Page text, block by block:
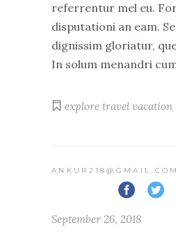
referrentur mel eu.
disputationi an eam.
dignissim gloriatur,
In solum menandri
explore travel vacation
ANKUR218@GMAIL.COM
September 26, 2018